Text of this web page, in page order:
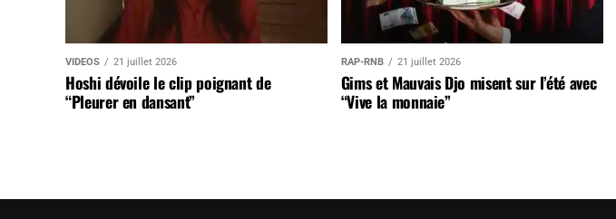
VIDEOS 21 juillet 2026
Hoshi dévoile le clip poignant de
“Pleurer en dansant”
RAP-RNB 21 juillet 2026
Gims et Mauvais Djo misent sur l’été avec
“Vive la monnaie”